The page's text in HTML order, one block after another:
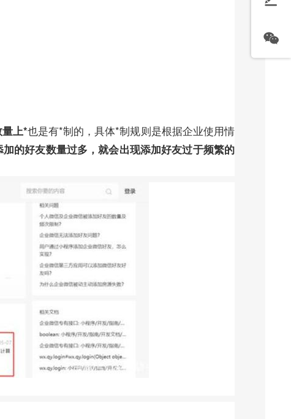
上*也是有*制的，具体*制规则是根据企业使用情
的好友数量过多，就会出现添加好友过于频繁的